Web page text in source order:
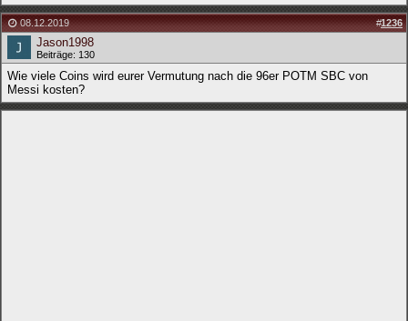
08.12.2019 #1236
Jason1998
Beiträge: 130
Wie viele Coins wird eurer Vermutung nach die 96er POTM SBC von
Messi kosten?